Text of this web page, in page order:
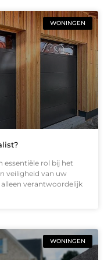
WONINGEN
essentiële rol bij het
veiligheid van uw
alleen verantwoordelijk
WONINGEN